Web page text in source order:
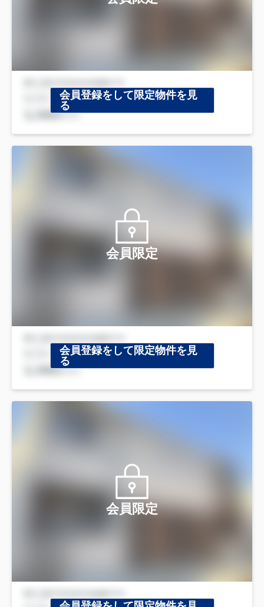
会員登録をして限定物件を見
る
会員限定
会員登録をして限定物件を見
る
会員限定